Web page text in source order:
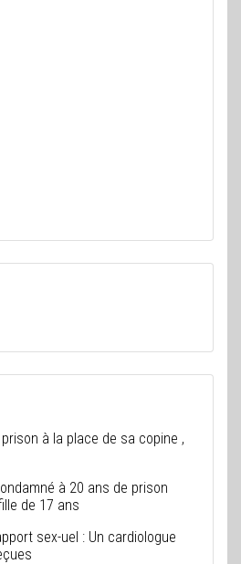
à la place de sa copine ,
à 20 ans de prison
de 17 ans
sex-uel : Un cardiologue